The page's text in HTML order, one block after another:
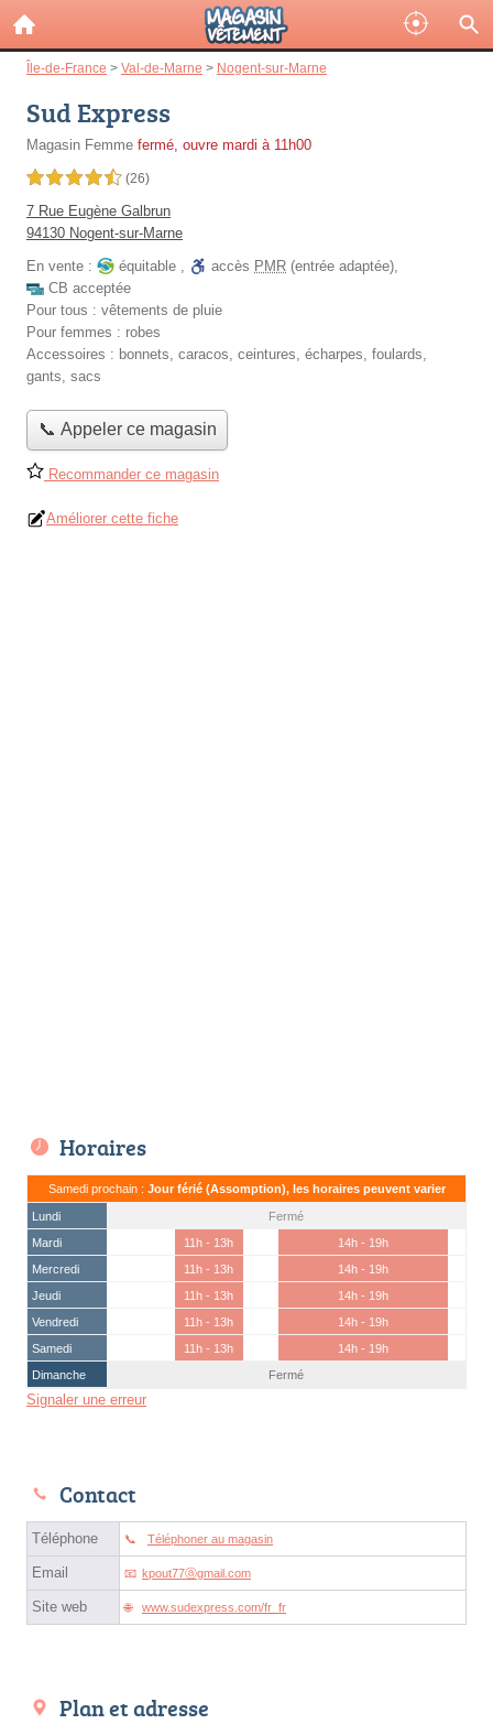
Île-de-France > Val-de-Marne > Nogent-sur-Marne
Sud Express
Magasin Femme fermé, ouvre mardi à 11h00
4,5 étoiles sur 5 (26)
7 Rue Eugène Galbrun
94130 Nogent-sur-Marne
En vente :
équitable , accès PMR (entrée adaptée),
CB acceptée
Pour tous : vêtements de pluie
Pour femmes : robes
Accessoires : bonnets, caracos, ceintures, écharpes, foulards,
gants, sacs
📞 Appeler ce magasin
Recommander ce magasin
Améliorer cette fiche
Horaires
Samedi prochain : Jour férié (Assomption), les horaires peuvent varier
Lundi
Fermé
Mardi
11h - 13h
14h - 19h
Mercredi
11h - 13h
14h - 19h
Jeudi
11h - 13h
14h - 19h
Vendredi
11h - 13h
14h - 19h
Samedi
11h - 13h
14h - 19h
Dimanche
Fermé
Signaler une erreur
Contact
Téléphone Téléphoner au magasin
Email kpout77ⓐgmail.com
Site web www.sudexpress.com/fr_fr
Plan et adresse